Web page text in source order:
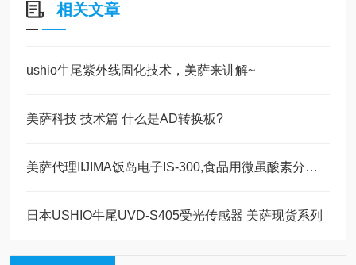
相关文章
ushio牛尾紫外线固化技术，美萨来讲解~
美萨科技 技术篇 什么是AD转换板?
美萨代理IIJIMA饭岛电子IS-300,食品用微虽酸素分析计 现货30台
日本USHIO牛尾UVD-S405受光传感器 美萨现货系列